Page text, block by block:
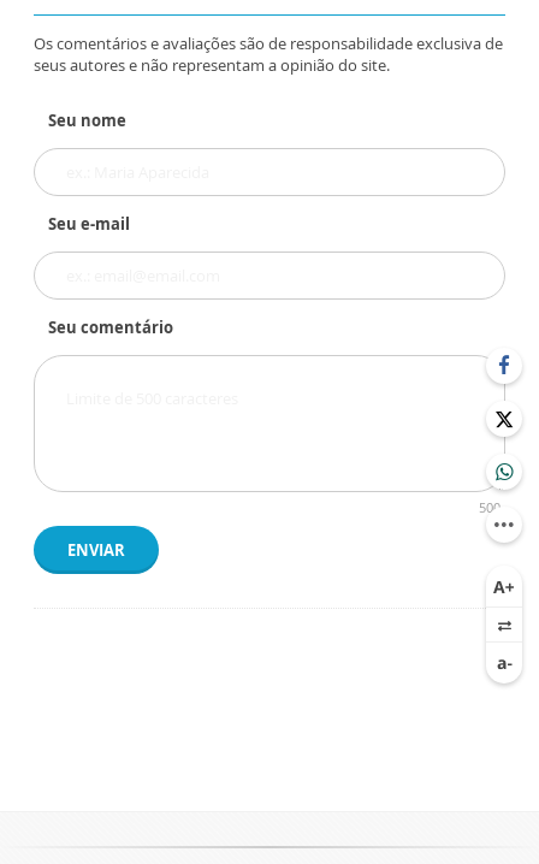
Os comentários e avaliações são de responsabilidade exclusiva de
seus autores e não representam a opinião do site.
Seu nome
Seu e-mail
Seu comentário
500
ENVIAR